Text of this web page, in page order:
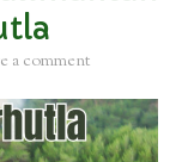
a comment